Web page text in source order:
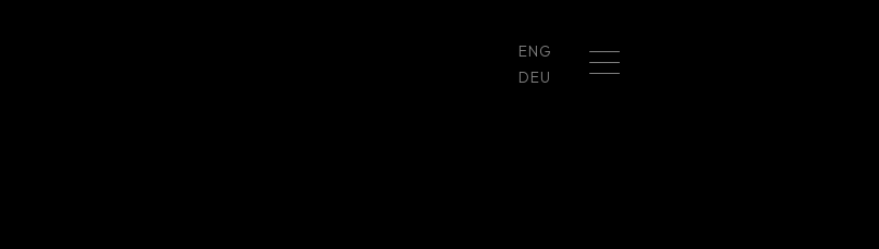
ENG
DEU